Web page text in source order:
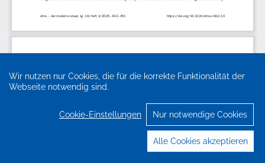
Wir nutzen nur Cookies, die für die korrekte Funktionalität der
Webseite notwendig sind.
Cookie-Einstellungen Nur notwendige Cookies
Alle Cookies akzeptieren